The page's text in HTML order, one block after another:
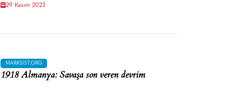
29 Kasım 2023
MARKSIST.ORG
1918 Almanya: Savaşa son veren devrim